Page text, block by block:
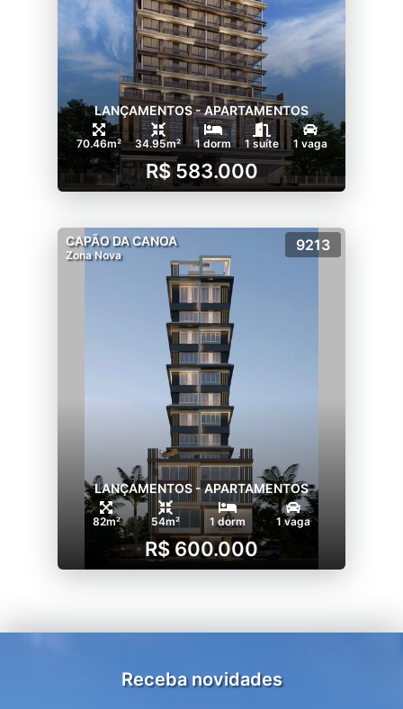
LANÇAMENTOS - APARTAMENTOS
70.46m² 34.95m² 1 dorm 1 suíte 1 vaga
R$ 583.000
CAPÃO DA CANOA
Zona Nova
9213
LANÇAMENTOS - APARTAMENTOS
82m² 54m² 1 dorm 1 vaga
R$ 600.000
Receba novidades